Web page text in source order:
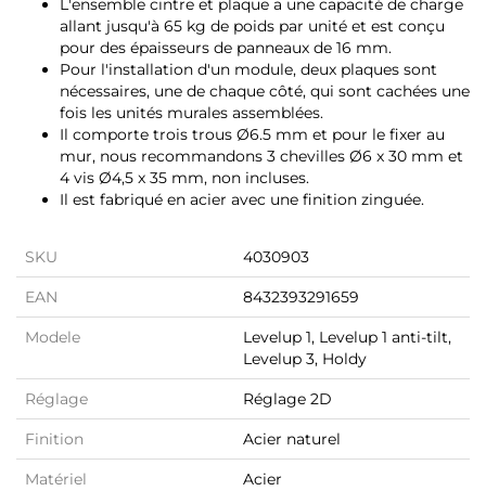
L'ensemble cintre et plaque a une capacité de charge
allant jusqu'à 65 kg de poids par unité et est conçu
pour des épaisseurs de panneaux de 16 mm.
Pour l'installation d'un module, deux plaques sont
nécessaires, une de chaque côté, qui sont cachées une
fois les unités murales assemblées.
Il comporte trois trous Ø6.5 mm et pour le fixer au
mur, nous recommandons 3 chevilles Ø6 x 30 mm et
4 vis Ø4,5 x 35 mm, non incluses.
Il est fabriqué en acier avec une finition zinguée.
SKU 4030903
EAN 8432393291659
Modele
Levelup 1, Levelup 1 anti-tilt,
Levelup 3, Holdy
Réglage Réglage 2D
Finition Acier naturel
Matériel Acier